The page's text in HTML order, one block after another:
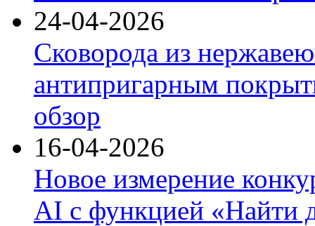
24-04-2026
Сковорода из
антипригарным
обзор
16-04-2026
Новое измерение
AI с функцией «Найти